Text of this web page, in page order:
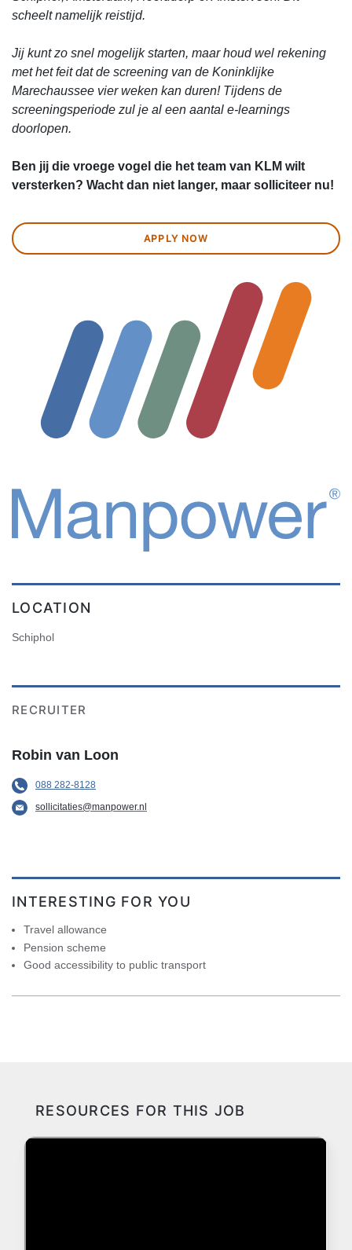
scheelt namelijk reistijd.
Jij kunt zo snel mogelijk starten, maar houd wel rekening
met het feit dat de screening van de Koninklijke
Marechaussee vier weken kan duren! Tijdens de
screeningsperiode zul je al een aantal e-learnings
doorlopen.
Ben jij die vroege vogel die het team van KLM wilt
versterken? Wacht dan niet langer, maar solliciteer nu!
APPLY NOW
LOCATION
Schiphol
RECRUITER
Robin van Loon
088 282-8128
sollicitaties@manpower.nl
INTERESTING FOR YOU
Travel allowance
Pension scheme
Good accessibility to public transport
RESOURCES FOR THIS JOB